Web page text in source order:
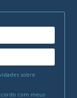
sobre
com meus